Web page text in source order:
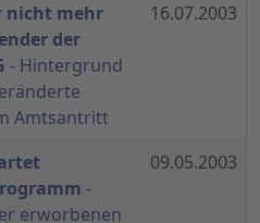
nicht mehr
der
- Hintergrund
Amtsantritt
16.07.2003
-
erworbenen
09.05.2003